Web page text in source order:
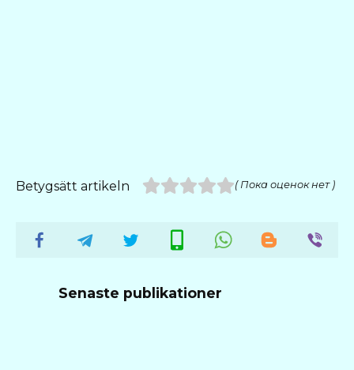
Betygsätt artikeln ( Пока оценок нет )
Senaste publikationer